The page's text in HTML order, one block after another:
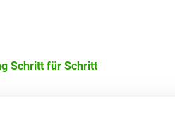
Schritt für Schritt